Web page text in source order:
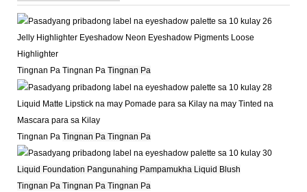
Jelly Highlighter Eyeshadow Neon Eyeshadow Pigments Loose
Highlighter
Tingnan Pa Tingnan Pa Tingnan Pa
Liquid Matte Lipstick na may Pomade para sa Kilay na may Tinted na
Mascara para sa Kilay
Tingnan Pa Tingnan Pa Tingnan Pa
Liquid Foundation Pangunahing Pampamukha Liquid Blush
Tingnan Pa Tingnan Pa Tingnan Pa